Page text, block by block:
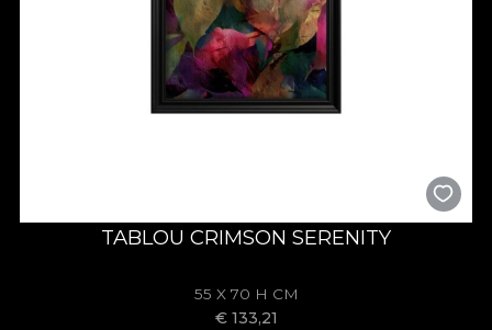
TABLOU CRIMSON SERENITY
55 X 70 H CM
€ 133,21